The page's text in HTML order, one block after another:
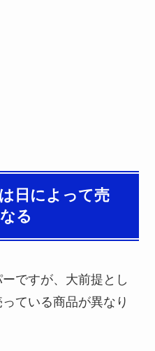
日によって売
る
ですが、大前提とし
ている商品が異なり